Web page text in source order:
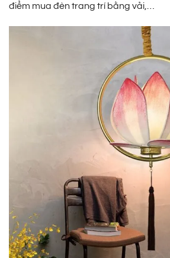
điểm mua đèn trang trí bằng vải,…